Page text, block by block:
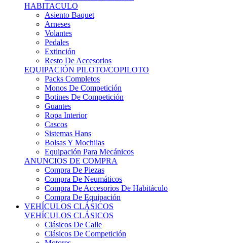
Asiento Baquet
Arneses
Volantes
Pedales
Extinción
Resto De Accesorios
EQUIPACIÓN PILOTO/COPILOTO
Packs Completos
Monos De Competición
Botines De Competición
Guantes
Ropa Interior
Cascos
Sistemas Hans
Bolsas Y Mochilas
Equipación Para Mecánicos
ANUNCIOS DE COMPRA
Compra De Piezas
Compra De Neumáticos
Compra De Accesorios De Habitáculo
Compra De Equipación
VEHÍCULOS CLÁSICOS
VEHÍCULOS CLÁSICOS
Clásicos De Calle
Clásicos De Competición
Motores
Cajas De Cambio